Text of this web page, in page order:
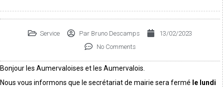
Service Par Bruno Descamps
13/02/2023
No Comments
Bonjour les Aumervaloises et les Aumervalois.
Nous vous informons que le secrétariat de mairie sera fermé le lundi